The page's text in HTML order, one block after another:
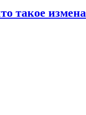
такое измена